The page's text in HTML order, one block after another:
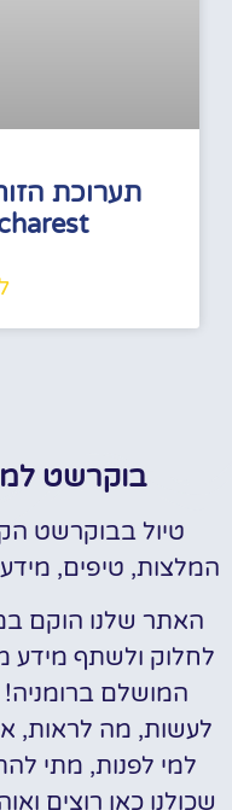
תערוכת
בוקרשט
טיול בבוקרשט
המלצות, טיפים,
האתר שלנו הוקם
לחלוק ולשתף מידע
המושלם ברומניה!
לעשות, מה לראות,
למי לפנות, מתי
שכולנו כאן רוצים